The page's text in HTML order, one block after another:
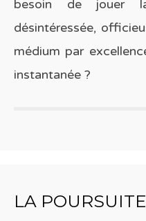
besoin de jouer
désintéressée,
médium par
instantanée ?
LA